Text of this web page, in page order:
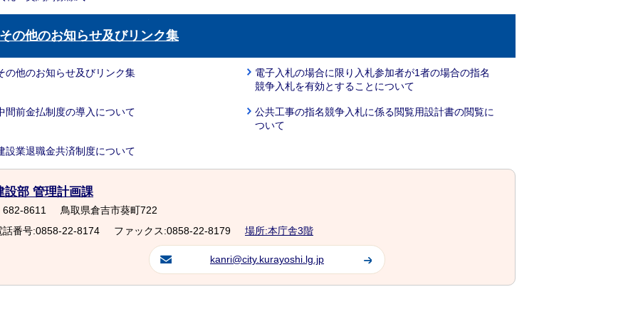
その他のお知らせ及びリンク集
の他のお知らせ及びリンク集
電子入札の場合に限り入札参加者が1者の場合の指名
競争入札を有効とすることについて
間前金払制度の導入について
公共工事の指名競争入札に係る閲覧用設計書の閲覧に
ついて
設業退職金共済制度について
設部 管理計画課
682-8611
鳥取県倉吉市葵町722
話番号:0858-22-8174
ファックス:0858-22-8179 場所:本庁舎3階
kanri@city.kurayoshi.lg.jp